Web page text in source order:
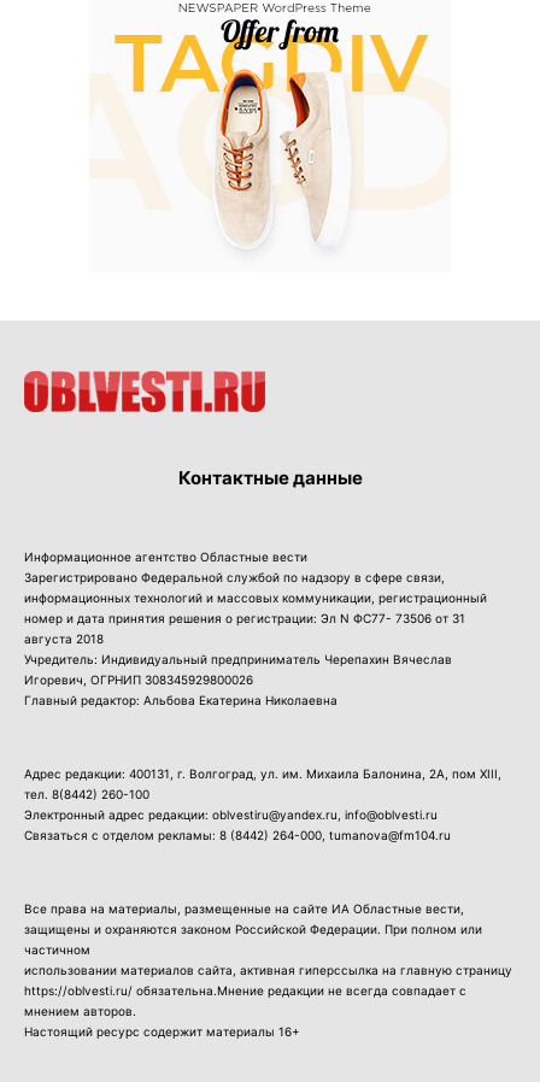
Контактные данные
Информационное агентство Областные вести
Зарегистрировано Федеральной службой по надзору в сфере связи,
информационных технологий и массовых коммуникации, регистрационный
номер и дата принятия решения о регистрации: Эл N ФС77- 73506 от 31
августа 2018
Учредитель: Индивидуальный предприниматель Черепахин Вячеслав
Игоревич, ОГРНИП 308345929800026
Главный редактор: Альбова Екатерина Николаевна
Адрес редакции: 400131, г. Волгоград, ул. им. Михаила Балонина, 2А, пом XIII,
тел. 8(8442) 260-100
Электронный адрес редакции: oblvestiru@yandex.ru, info@oblvesti.ru
Связаться с отделом рекламы: 8 (8442) 264-000 , tumanova@fm104.ru
Все права на материалы, размещенные на сайте ИА Областные вести,
защищены и охраняются законом Российской Федерации. При полном или
частичном
использовании материалов сайта, активная гиперссылка на главную страницу
https://oblvesti.ru/ обязательна.Мнение редакции не всегда совпадает с
мнением авторов.
Настоящий ресурс содержит материалы 16+